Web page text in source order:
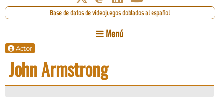
Base de datos de videojuegos doblados al español
Menú
Actor
John Armstrong